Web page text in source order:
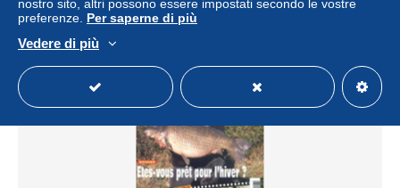
nostro sito, altri possono essere impostati secondo le vostre
preferenze. Per saperne di più
Vedere di più